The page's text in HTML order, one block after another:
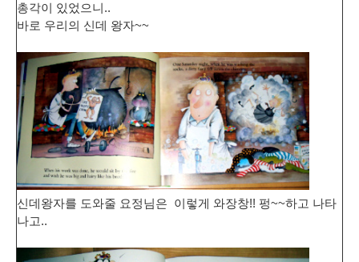
총각이 있었으니..
바로 우리의 신데 왕자~~
신데왕자를 도와줄 요정님은 이렇게 와장창!! 펑~~하고 나타
나고..